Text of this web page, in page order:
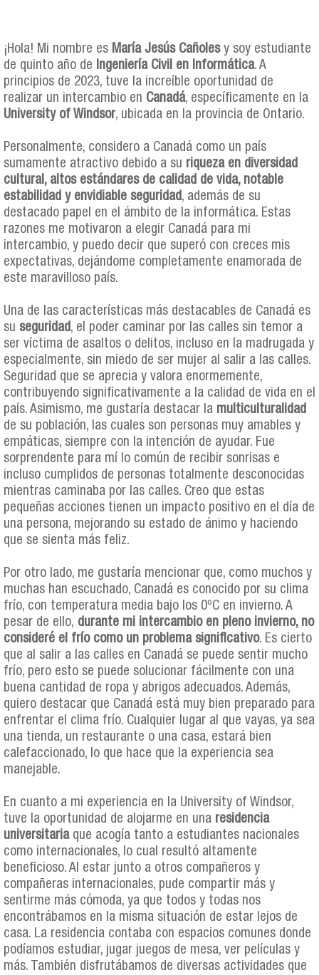
¡Hola! Mi nombre es María Jesús Cañolesy soy estudiante
de quinto año de Ingeniería Civil en Informática. A
principios de 2023, tuve la increíble oportunidad de
realizar un intercambio en Canadá, específicamente en la
University of Windsor, ubicada en la provincia de Ontario.
Personalmente, considero a Canadá como un país
sumamente atractivo debido a su riqueza en diversidad
cultural, altos estándares de calidad de vida, notable
estabilidad y envidiable seguridad, además de su
destacado papel en el ámbito de la informática. Estas
razones me motivaron a elegir Canadá para mi
intercambio, y puedo decir que superó con creces mis
expectativas, dejándome completamente enamorada de
este maravilloso país.
Una de las características más destacables de Canadá es
su seguridad, el poder caminar por las calles sin temor a
ser víctima de asaltos o delitos, incluso en la madrugada y
especialmente, sin miedo de ser mujer al salir a las calles.
Seguridad que se aprecia y valora enormemente,
contribuyendo significativamente a la calidad de vida en el
país. Asimismo, me gustaría destacar la multiculturalidad
de su población, las cuales son personas muy amables y
empáticas, siempre con la intención de ayudar. Fue
sorprendente para mí lo común de recibir sonrisas e
incluso cumplidos de personas totalmente desconocidas
mientras caminaba por las calles. Creo que estas
pequeñas acciones tienen un impacto positivo en el día de
una persona, mejorando su estado de ánimo y haciendo
que se sienta más feliz.
Por otro lado, me gustaría mencionar que, como muchos y
muchas han escuchado, Canadá es conocido por su clima
frío, con temperatura media bajo los 0ºC en invierno. A
pesar de ello, durante mi intercambio en pleno invierno, no
consideré el frío como un problema significativo. Es cierto
que al salir a las calles en Canadá se puede sentir mucho
frío, pero esto se puede solucionar fácilmente con una
buena cantidad de ropa y abrigos adecuados. Además,
quiero destacar que Canadá está muy bien preparado para
enfrentar el clima frío. Cualquier lugar al que vayas, ya sea
una tienda, un restaurante o una casa, estará bien
calefaccionado, lo que hace que la experiencia sea
manejable.
En cuanto a mi experiencia en la University of Windsor,
tuve la oportunidad de alojarme en una residencia
universitariaque acogía tanto a estudiantes nacionales
como internacionales, lo cual resultó altamente
beneficioso. Al estar junto a otros compañeros y
compañeras internacionales, pude compartir más y
sentirme más cómoda, ya que todos y todas nos
encontrábamos en la misma situación de estar lejos de
casa. La residencia contaba con espacios comunes donde
podíamos estudiar, jugar juegos de mesa, ver películas y
más. También disfrutábamos de diversas actividades que